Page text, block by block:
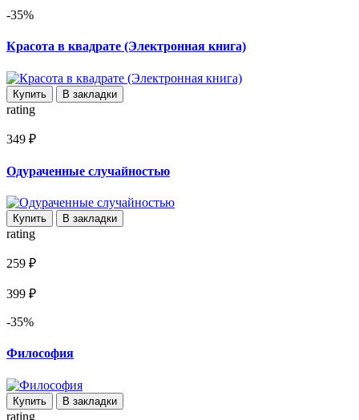
-35%
Красота в квадрате (Электронная книга)
Купить В закладки
rating
349 ₽
Одураченные случайностью
Купить В закладки
rating
259 ₽
399 ₽
-35%
Философия
Купить В закладки
rating